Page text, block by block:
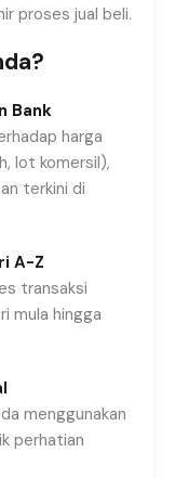
proses jual beli.
Bank
harga
lot komersil),
terkini di
A-Z
transaksi
mula hingga
menggunakan
perhatian